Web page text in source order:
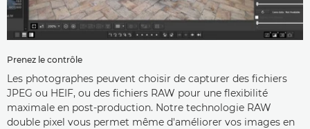
Prenez le contrôle
Les photographes peuvent choisir de capturer des fichiers
JPEG ou HEIF, ou des fichiers RAW pour une flexibilité
maximale en post-production. Notre technologie RAW
double pixel vous permet même d'améliorer vos images en